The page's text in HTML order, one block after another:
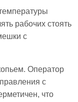
рабочих стоять
с
Оператор
с
что